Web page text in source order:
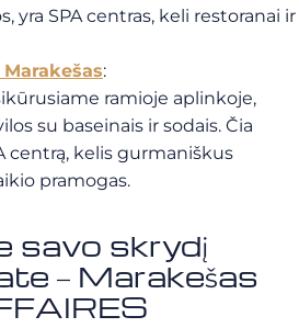
yra SPA centras, keli restoranai ir
:
ramioje aplinkoje,
su baseinais ir sodais. Čia
centrą, kelis gurmaniškus
pramogas.
savo skrydį
– Marakešas